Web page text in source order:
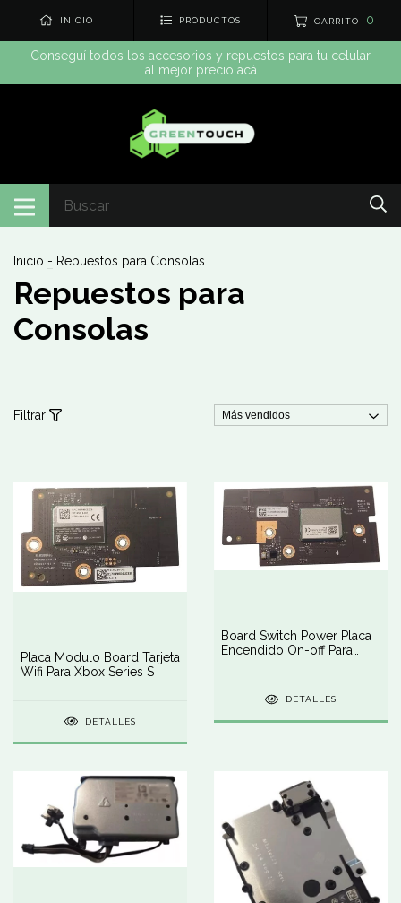
INICIO PRODUCTOS CARRITO 0
Conseguí todos los accesorios y repuestos para tu celular
al mejor precio acá
Inicio - Repuestos para Consolas
Repuestos para
Consolas
Filtrar
Placa Modulo Board Tarjeta
Wifi Para Xbox Series S
DETALLES
Board Switch Power Placa
Encendido On-off Para
DETALLES